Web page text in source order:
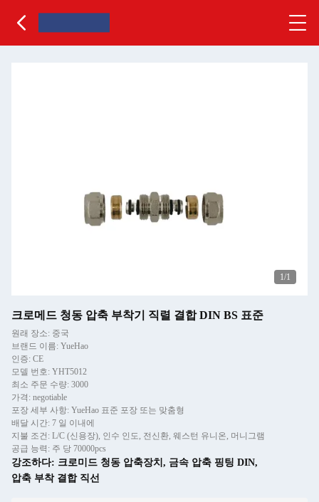
1/1
크로메드 청동 압축 부착기 직렬 결합 DIN BS 표준
원래 장소: 중국
브랜드 이름: YueHao
인증: CE
모델 번호: YHT5012
최소 주문 수량: 3000
가격: negotiable
포장 세부 사항: YueHao 표준 포장 또는 맞춤형
배달 시간: 7 일 이내에
지불 조건: L/C (신용장), 인수 인도, 전신환, 웨스턴 유니온, 머니그램
공급 능력: 주 당 70000pcs
강조하다: 크로미드 청동 압축장치 , 금속 압축 핑팅 DIN,
압축 부착 결합 직선